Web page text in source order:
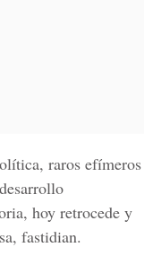
raros efímeros
hoy retrocede y
fastidian.